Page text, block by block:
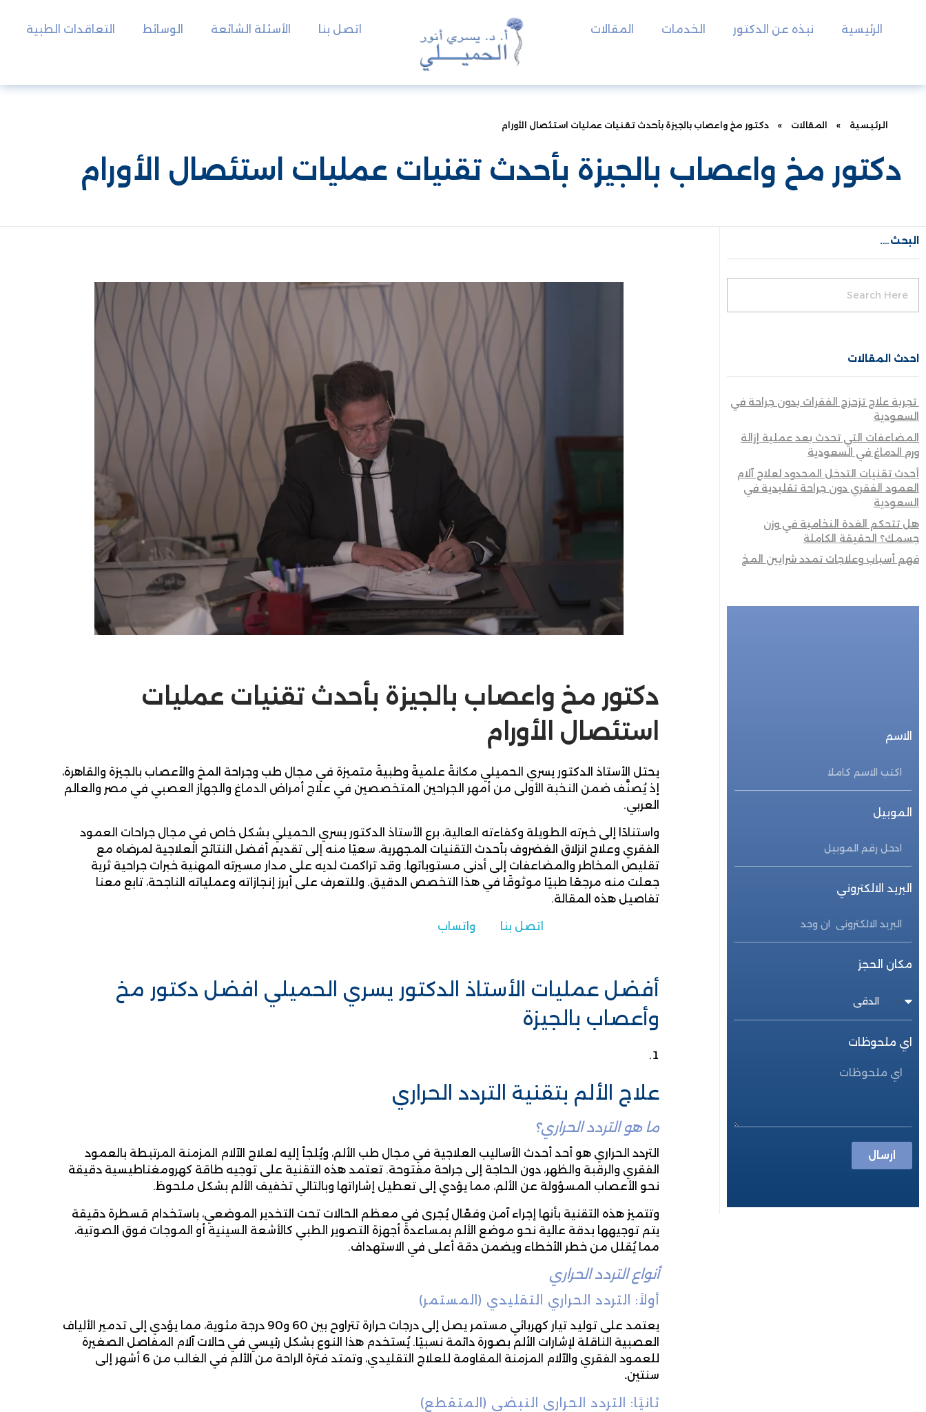
الرئيسية نبذه عن الدكتور الخدمات المقالات اتصل بنا الأسئلة الشائعة الوسائط التعاقدات الطبية
الرئيسية » المقالات » دكتور مخ واعصاب بالجيزة بأحدث تقنيات عمليات استئصال الأورام
دكتور مخ واعصاب بالجيزة بأحدث تقنيات عمليات استئصال الأورام
دكتور مخ واعصاب بالجيزة بأحدث تقنيات عمليات
استئصال الأورام
يحتل الأستاذ الدكتور يسري الحميلي مكانةً علميةً وطبيةً متميزة في مجال طب وجراحة المخ والأعصاب بالجيزة والقاهرة،
إذ يُصنَّف ضمن النخبة الأولى من أمهر الجراحين المتخصصين في علاج أمراض الدماغ والجهاز العصبي في مصر والعالم
العربي.
واستنادًا إلى خبرته الطويلة وكفاءته العالية، برع الأستاذ الدكتور يسري الحميلي بشكل خاص في مجال جراحات العمود
الفقري وعلاج انزلاق الغضروف بأحدث التقنيات المجهرية، سعيًا منه إلى تقديم أفضل النتائج العلاجية لمرضاه مع
تقليص المخاطر والمضاعفات إلى أدنى مستوياتها. وقد تراكمت لديه على مدار مسيرته المهنية خبرات جراحية ثرية
جعلت منه مرجعًا طبيًا موثوقًا في هذا التخصص الدقيق. وللتعرف على أبرز إنجازاته وعملياته الناجحة، تابع معنا
تفاصيل هذه المقالة.
اتصل بنا واتساب
أفضل عمليات الأستاذ الدكتور يسري الحميلي افضل دكتور مخ
وأعصاب بالجيزة
علاج الألم بتقنية التردد الحراري
ما هو التردد الحراري؟
التردد الحراري هو أحد أحدث الأساليب العلاجية في مجال طب الألم، ويُلجأ إليه لعلاج الآلام المزمنة المرتبطة بالعمود
الفقري والرقبة والظهر، دون الحاجة إلى جراحة مفتوحة. تعتمد هذه التقنية على توجيه طاقة كهرومغناطيسية دقيقة
نحو الأعصاب المسؤولة عن الألم، مما يؤدي إلى تعطيل إشاراتها وبالتالي تخفيف الألم بشكل ملحوظ.
وتتميز هذه التقنية بأنها إجراء آمن وفعّال يُجرى في معظم الحالات تحت التخدير الموضعي، باستخدام قسطرة دقيقة
يتم توجيهها بدقة عالية نحو موضع الألم بمساعدة أجهزة التصوير الطبي كالأشعة السينية أو الموجات فوق الصوتية،
مما يُقلل من خطر الأخطاء ويضمن دقة أعلى في الاستهداف.
أنواع التردد الحراري
أولاً: التردد الحراري التقليدي (المستمر)
يعتمد على توليد تيار كهربائي مستمر يصل إلى درجات حرارة تتراوح بين 60 و90 درجة مئوية، مما يؤدي إلى تدمير الألياف
العصبية الناقلة لإشارات الألم بصورة دائمة نسبيًا. يُستخدم هذا النوع بشكل رئيسي في حالات آلام المفاصل الصغيرة
للعمود الفقري والآلام المزمنة المقاومة للعلاج التقليدي، وتمتد فترة الراحة من الألم في الغالب من 6 أشهر إلى
سنتين.
ثانيًا: التردد الحراري النبضي (المتقطع)
البحث….
احدث المقالات
تجربة علاج تزحزح الفقرات بدون جراحة في
السعودية
المضاعفات التي تحدث بعد عملية إزالة
ورم الدماغ في السعودية
أحدث تقنيات التدخل المحدود لعلاج آلام
العمود الفقري دون جراحة تقليدية في
السعودية
هل تتحكم الغدة النخامية في وزن
جسمك؟ الحقيقة الكاملة
فهم أسباب وعلاجات تمدد شرايين المخ
الاسم
الموبيل
البريد الالكتروني
مكان الحجز
اي ملحوظات
ارسال